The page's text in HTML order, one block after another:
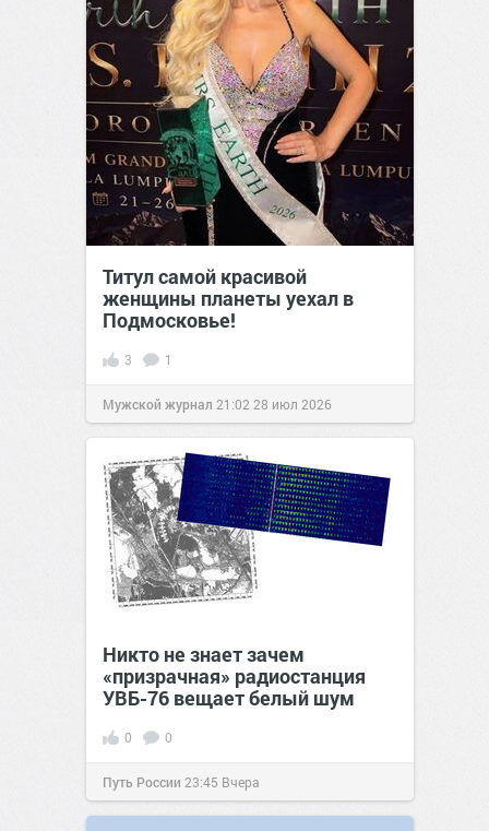
Титул самой красивой
женщины планеты уехал в
Подмосковье!
3 1
Мужской журнал 21:02 28 июл 2026
Никто не знает зачем
«призрачная» радиостанция
УВБ-76 вещает белый шум
0 0
Путь России 23:45 Вчера